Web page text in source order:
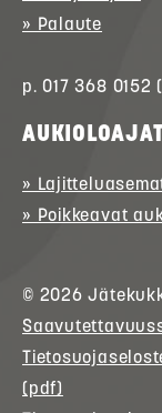
» Palaute
p. 017 368 0152
»
» Poikkeavat
© 2026
(pdf)